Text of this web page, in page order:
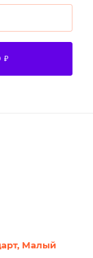
₽
Малый